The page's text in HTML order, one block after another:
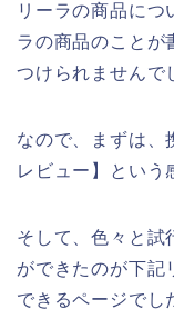
リーラの商品につ
ラの商品のことが
つけられませんで
なので、まずは
レビュー】という
そして、色々と試
ができたのが下記
できるページでし